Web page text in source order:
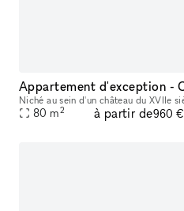
80 m2 à partir de960 €